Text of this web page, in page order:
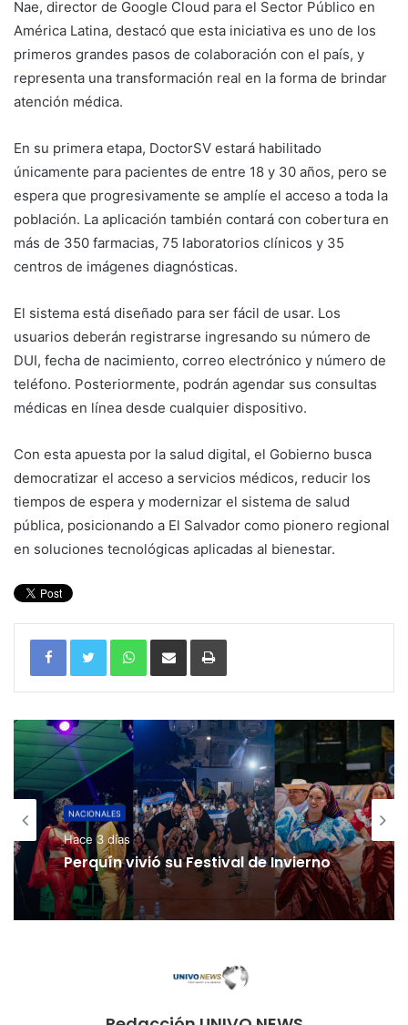
Nae, director de Google Cloud para el Sector Público en
América Latina, destacó que esta iniciativa es uno de los
primeros grandes pasos de colaboración con el país, y
representa una transformación real en la forma de brindar
atención médica.
En su primera etapa, DoctorSV estará habilitado
únicamente para pacientes de entre 18 y 30 años, pero se
espera que progresivamente se amplíe el acceso a toda la
población. La aplicación también contará con cobertura en
más de 350 farmacias, 75 laboratorios clínicos y 35
centros de imágenes diagnósticas.
El sistema está diseñado para ser fácil de usar. Los
usuarios deberán registrarse ingresando su número de
DUI, fecha de nacimiento, correo electrónico y número de
teléfono. Posteriormente, podrán agendar sus consultas
médicas en línea desde cualquier dispositivo.
Con esta apuesta por la salud digital, el Gobierno busca
democratizar el acceso a servicios médicos, reducir los
tiempos de espera y modernizar el sistema de salud
pública, posicionando a El Salvador como pionero regional
en soluciones tecnológicas aplicadas al bienestar.
WhatsAppCompartir por correo electrónicoImprimir
NACIONALES
Hace 3 días
Perquín vivió su Festival de Invierno